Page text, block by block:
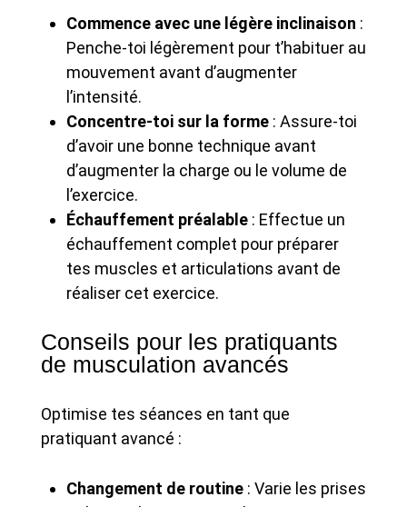
Commence avec une légère inclinaison :
Penche-toi légèrement pour t’habituer au
mouvement avant d’augmenter
l’intensité.
Concentre-toi sur la forme : Assure-toi
d’avoir une bonne technique avant
d’augmenter la charge ou le volume de
l’exercice.
Échauffement préalable : Effectue un
échauffement complet pour préparer
tes muscles et articulations avant de
réaliser cet exercice.
Conseils pour les pratiquants
de musculation avancés
Optimise tes séances en tant que
pratiquant avancé :
Changement de routine : Varie les prises